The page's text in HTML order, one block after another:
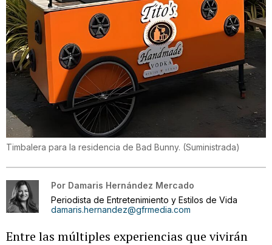
Timbalera para la residencia de Bad Bunny. (Suministrada)
Por Damaris Hernández Mercado
Periodista de Entretenimiento y Estilos de Vida
damaris.hernandez@gfrmedia.com
Entre las múltiples experiencias que vivirán